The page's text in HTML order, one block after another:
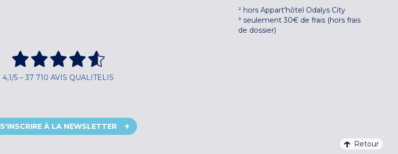
² hors Appart'hôtel Odalys City
³ seulement 30€ de frais (hors frais
de dossier)
4,1/5 – 37 710 AVIS QUALITELIS
S'INSCRIRE À LA NEWSLETTER
Retour